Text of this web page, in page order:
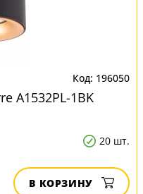
196050
A1532PL-1BK
20 шт.
В КОРЗИНУ